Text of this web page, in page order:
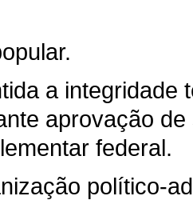
a integridade
aprovação
federal.
político-